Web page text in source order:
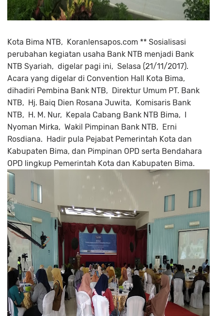
Kota Bima NTB, Koranlensapos.com ** Sosialisasi
perubahan kegiatan usaha Bank NTB menjadi Bank
NTB Syariah, digelar pagi ini, Selasa (21/11/2017).
Acara yang digelar di Convention Hall Kota Bima,
dihadiri Pembina Bank NTB, Direktur Umum PT. Bank
NTB, Hj. Baiq Dien Rosana Juwita, Komisaris Bank
NTB, H. M. Nur, Kepala Cabang Bank NTB Bima, I
Nyoman Mirka, Wakil Pimpinan Bank NTB, Erni
Rosdiana. Hadir pula Pejabat Pemerintah Kota dan
Kabupaten Bima, dan Pimpinan OPD serta Bendahara
OPD lingkup Pemerintah Kota dan Kabupaten Bima.